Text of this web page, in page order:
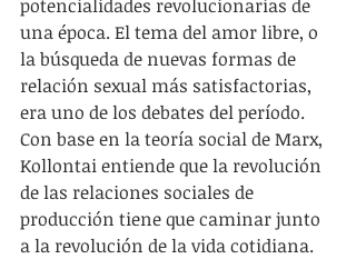
potencialidades revolucionarias de
una época. El tema del amor libre, o
la búsqueda de nuevas formas de
relación sexual más satisfactorias,
era uno de los debates del período.
Con base en la teoría social de Marx,
Kollontai entiende que la revolución
de las relaciones sociales de
producción tiene que caminar junto
a la revolución de la vida cotidiana.